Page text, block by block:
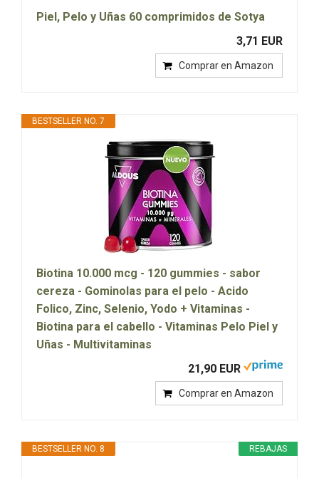
Piel, Pelo y Uñas 60 comprimidos de Sotya
3,71 EUR
Comprar en Amazon
BESTSELLER NO. 7
Biotina 10.000 mcg - 120 gummies - sabor
cereza - Gominolas para el pelo - Acido
Folico, Zinc, Selenio, Yodo + Vitaminas -
Biotina para el cabello - Vitaminas Pelo Piel y
Uñas - Multivitaminas
21,90 EUR
Comprar en Amazon
REBAJAS
BESTSELLER NO. 8